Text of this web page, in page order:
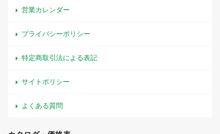
営業カレンダー
プライバシーポリシー
特定商取引法による表記
サイトポリシー
よくある質問